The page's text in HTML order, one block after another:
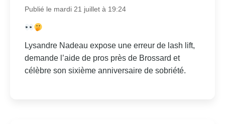
Publié le mardi 21 juillet à 19:24
Lysandre Nadeau expose une erreur de lash lift,
demande l’aide de pros près de Brossard et
célèbre son sixième anniversaire de sobriété.